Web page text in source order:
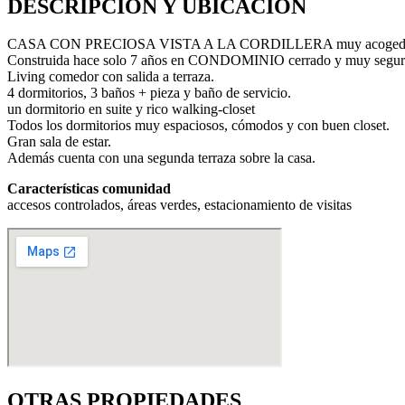
DESCRIPCIÓN Y UBICACIÓN
CASA CON PRECIOSA VISTA A LA CORDILLERA muy
Construida hace solo 7 años en CONDOMINIO cerrado y muy
Living comedor con salida a terraza.
4 dormitorios, 3 baños + pieza y baño de servicio.
un dormitorio en suite y rico walking-closet
Todos los dormitorios muy espaciosos, cómodos y con buen closet.
Gran sala de estar.
Además cuenta con una segunda terraza sobre la casa.
Características comunidad
accesos controlados, áreas verdes, estacionamiento de visitas